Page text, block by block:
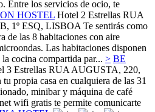
Entre los servicios de ocio, te
HOSTEL Hotel 2 Estrellas RUA
1º ESQ, LISBOA Te sentirás como
de las 8 habitaciones con aire
Las habitaciones disponen
cocina compartida par... > BE
3 Estrellas RUA AUGUSTA, 220,
propia casa en cualquiera de las 31
minibar y máquina de café
wifi gratis te permite comunicarte